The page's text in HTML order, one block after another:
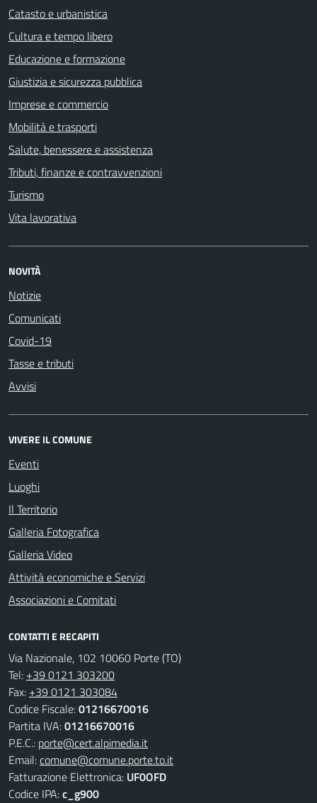
Catasto e urbanistica
Cultura e tempo libero
Educazione e formazione
Giustizia e sicurezza pubblica
Imprese e commercio
Mobilità e trasporti
Salute, benessere e assistenza
Tributi, finanze e contravvenzioni
Turismo
Vita lavorativa
NOVITÀ
Notizie
Comunicati
Covid-19
Tasse e tributi
Avvisi
VIVERE IL COMUNE
Eventi
Luoghi
Il Territorio
Galleria Fotografica
Galleria Video
Attività economiche e Servizi
Associazioni e Comitati
CONTATTI E RECAPITI
Via Nazionale, 102 10060 Porte (TO)
Tel: +39 0121 303200
Fax: +39 0121 303084
Codice Fiscale:01216670016
Partita IVA:01216670016
P.E.C.: porte@cert.alpimedia.it
Email:comune@comune.porte.to.it
Fatturazione Elettronica: UF0OFD
Codice IPA:c_g900